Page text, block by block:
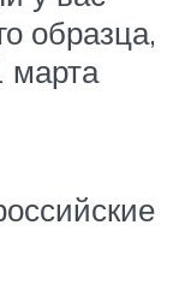
образца,
марта